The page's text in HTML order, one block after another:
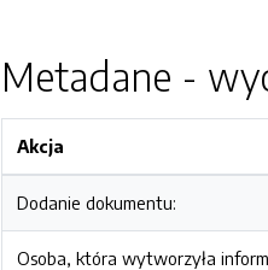
Metadane -
Akcja
Dodanie dokumentu:
Osoba, która wytworzyła